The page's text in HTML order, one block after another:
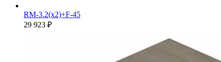
RM-3.2(x2)+F-45
29 923 ₽